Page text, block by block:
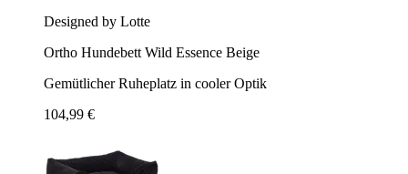
Designed by Lotte
Ortho Hundebett Wild Essence Beige
Gemütlicher Ruheplatz in cooler Optik
104,99 €